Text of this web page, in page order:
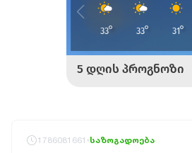
1786081661 საზოგადოება